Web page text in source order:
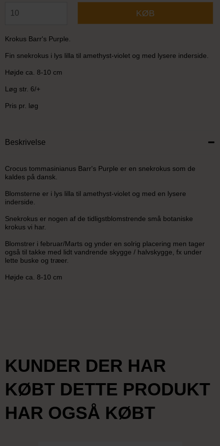
KØB
Krokus Barr's Purple.
Fin snekrokus i lys lilla til amethyst-violet og med lysere inderside.
Højde ca. 8-10 cm
Løg str. 6/+
Pris pr. løg
Beskrivelse
Crocus tommasinianus Barr's Purple er en snekrokus som de
kaldes på dansk.
Blomsterne er i lys lilla til amethyst-violet og med en lysere
inderside.
Snekrokus er nogen af de tidligstblomstrende små botaniske
krokus vi har.
Blomstrer i februar/Marts og ynder en solrig placering men tager
også til takke med lidt vandrende skygge / halvskygge, fx under
lette buske og træer.
Højde ca. 8-10 cm
KUNDER DER HAR
KØBT DETTE PRODUKT
HAR OGSÅ KØBT